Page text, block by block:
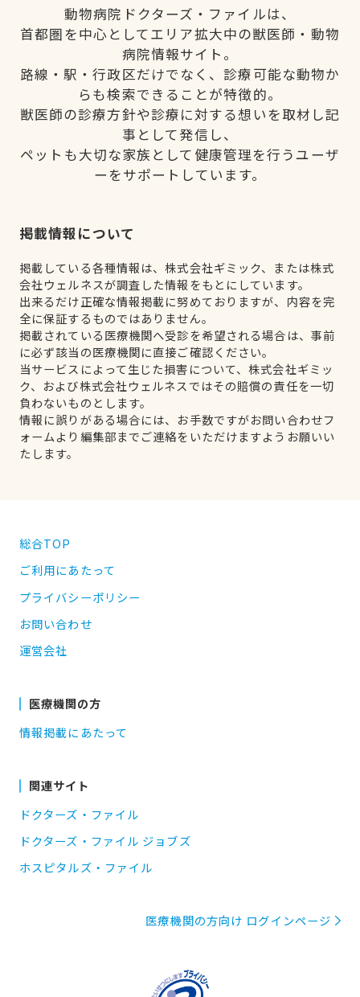
動物病院ドクターズ・ファイルは、
首都圏を中心としてエリア拡大中の獣医師・動物
病院情報サイト。
路線・駅・行政区だけでなく、診療可能な動物か
らも検索できることが特徴的。
獣医師の診療方針や診療に対する想いを取材し記
事として発信し、
ペットも大切な家族として健康管理を行うユーザ
ーをサポートしています。
掲載情報について
掲載している各種情報は、株式会社ギミック、または株式
会社ウェルネスが調査した情報をもとにしています。
出来るだけ正確な情報掲載に努めておりますが、内容を完
全に保証するものではありません。
掲載されている医療機関へ受診を希望される場合は、事前
に必ず該当の医療機関に直接ご確認ください。
当サービスによって生じた損害について、株式会社ギミッ
ク、および株式会社ウェルネスではその賠償の責任を一切
負わないものとします。
情報に誤りがある場合には、お手数ですがお問い合わせフ
ォームより編集部までご連絡をいただけますようお願いい
たします。
総合TOP
ご利用にあたって
プライバシーポリシー
お問い合わせ
運営会社
医療機関の方
情報掲載にあたって
関連サイト
ドクターズ・ファイル
ドクターズ・ファイル ジョブズ
ホスピタルズ・ファイル
医療機関の方向け ログインページ